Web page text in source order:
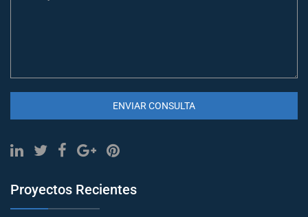
ENVIAR CONSULTA
Proyectos Recientes